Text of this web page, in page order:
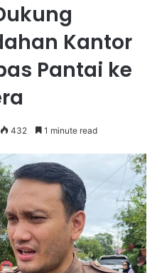
Kantor
Pantai ke
432 1 minute read